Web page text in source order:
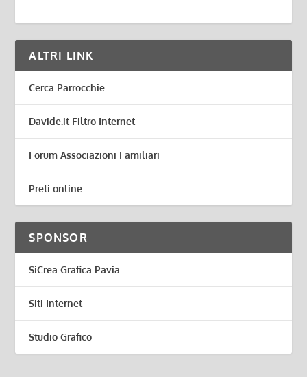
ALTRI LINK
Cerca Parrocchie
Davide.it Filtro Internet
Forum Associazioni Familiari
Preti online
SPONSOR
SiCrea Grafica Pavia
Siti Internet
Studio Grafico